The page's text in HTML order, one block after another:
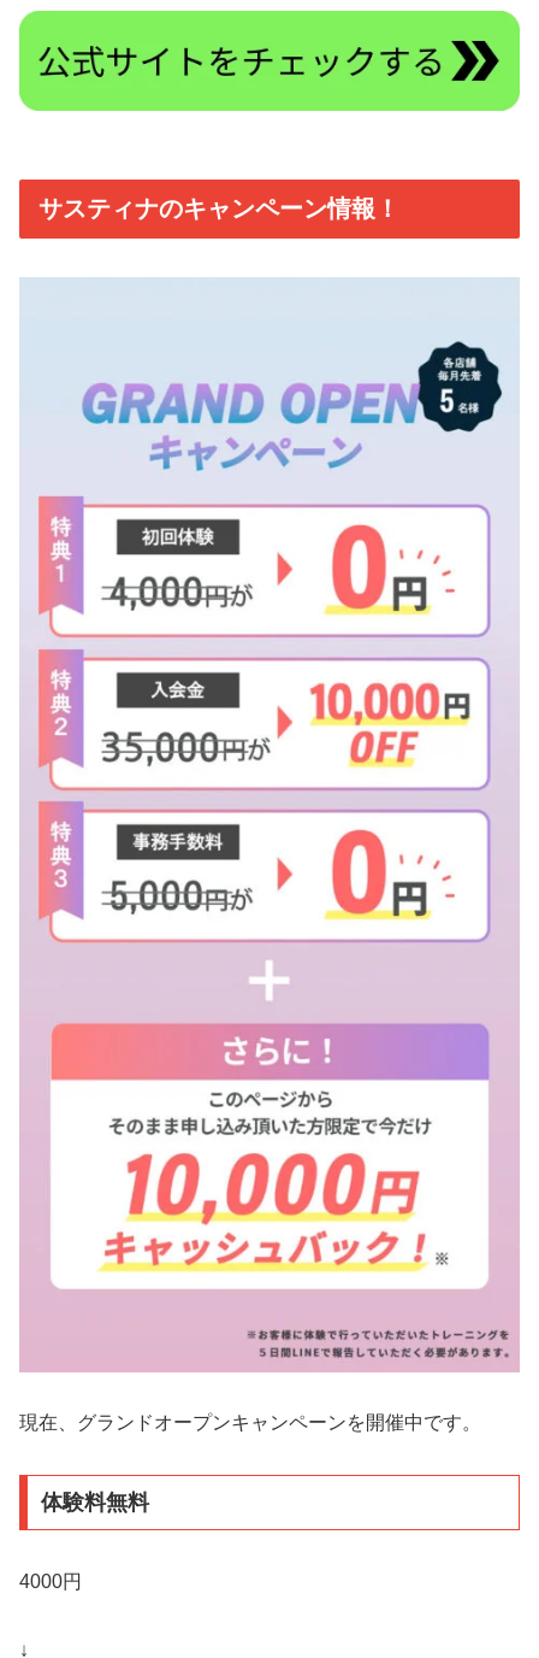
サスティナのキャンペーン情報！
現在、グランドオープンキャンペーンを開催中です。
体験料無料
4000円
↓